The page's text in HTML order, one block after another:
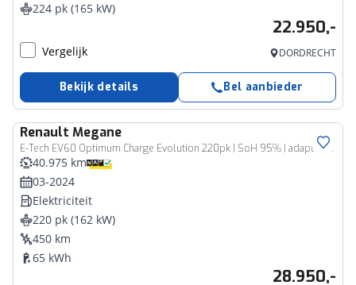
224 pk (165 kW)
22.950,-
Vergelijk DORDRECHT
Bekijk details Bel aanbieder
Renault Megane
E-Tech EV60 Optimum Charge Evolution 220pk | SoH 95% | adaptieve cruise | inductielader | tijdelijk gratis Top Afleverpakket twv Eur 695
40.975 km
03-2024
Elektriciteit
220 pk (162 kW)
450 km
65 kWh
28.950,-